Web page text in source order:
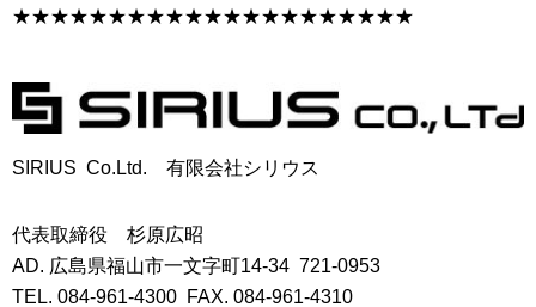
★★★★★★★★★★★★★★★★★★★★★
SIRIUS Co.Ltd. 有限会社シリウス
代表取締役 杉原広昭
AD. 広島県福山市一文字町14-34 721-0953
TEL. 084-961-4300 FAX. 084-961-4310